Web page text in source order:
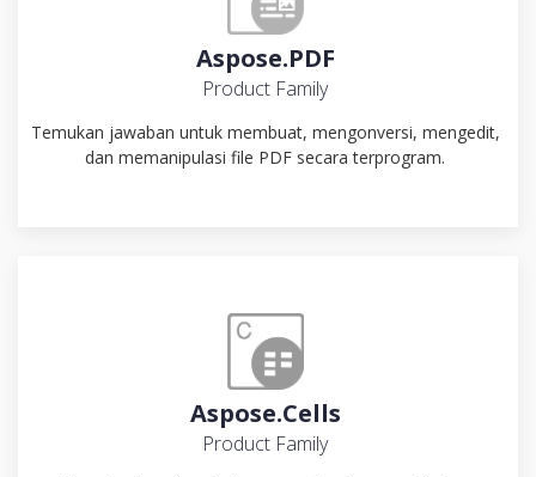
Aspose.PDF
Product Family
Temukan jawaban untuk membuat, mengonversi, mengedit,
dan memanipulasi file PDF secara terprogram.
Aspose.Cells
Product Family